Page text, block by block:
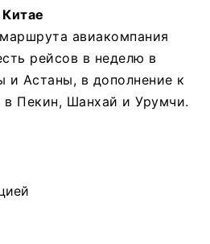
авиакомпания
рейсов в неделю в
и Астаны, в дополнение к
в Пекин, Шанхай и Урумчи.